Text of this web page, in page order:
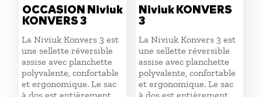
OCCASION Niviuk
KONVERS 3
La Niviuk Konvers 3 est
une sellette réversible
assise avec planchette
polyvalente, confortable
et ergonomique. Le sac
Niviuk KONVERS
3
La Niviuk Konvers 3 est
une sellette réversible
assise avec planchette
polyvalente, confortable
et ergonomique. Le sac